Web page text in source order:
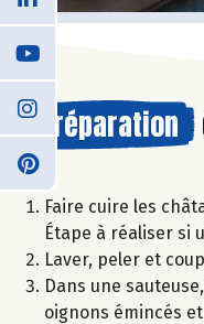
Préparation
Faire cuire les
Étape à réaliser si
Laver, peler et
Dans une
oignons émincés